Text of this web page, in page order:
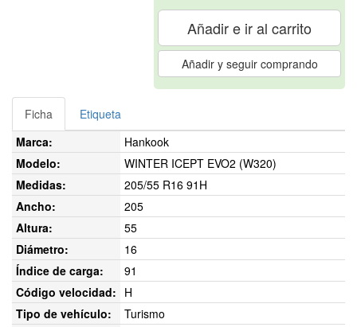
Añadir e ir al carrito
Añadir y seguir comprando
Ficha
Etiqueta
Marca:
Hankook
Modelo:
WINTER ICEPT EVO2 (W320)
Medidas:
205/55 R16 91H
Ancho:
205
Altura:
55
Diámetro:
16
Índice de carga:
91
Código velocidad: H
Tipo de vehículo:
Turismo